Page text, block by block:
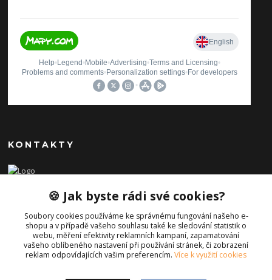
KONTAKTY
+420 606654169
(Po-Pá, 8-16 hod.)
info@iporiginal.cz
🍪 Jak byste rádi své cookies?
Soubory cookies používáme ke správnému fungování našeho e-
shopu a v případě vašeho souhlasu také ke sledování statistik o
webu, měření efektivity reklamních kampaní, zapamatování
vašeho oblíbeného nastavení při používání stránek, či zobrazení
reklam odpovídajících vašim preferencím. Více k využití cookies